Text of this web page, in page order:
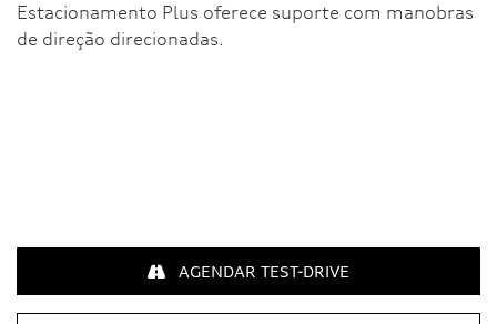
Estacionamento Plus oferece suporte com manobras
de direção direcionadas.
AGENDAR TEST-DRIVE